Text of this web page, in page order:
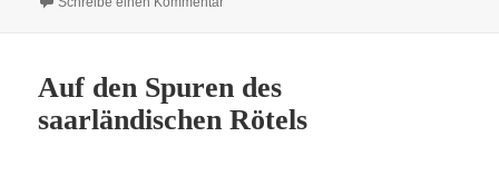
Auf den Spuren des
saarländischen Rötels